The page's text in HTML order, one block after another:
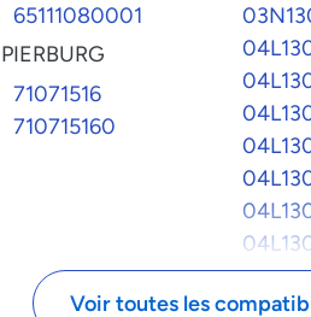
65111080001
PIERBURG
71071516
710715160
Voir toutes les